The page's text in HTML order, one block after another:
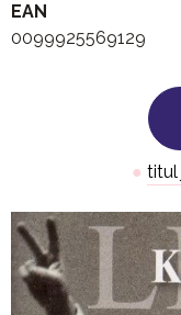
EAN
0099925569129
● titul